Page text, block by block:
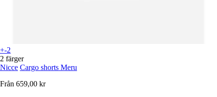
+-2
2 färger
Nicce Cargo shorts Meru
Från 659,00 kr